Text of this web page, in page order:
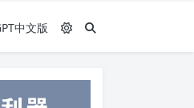
中文版